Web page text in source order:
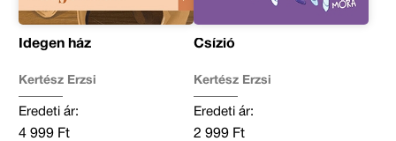
Idegen ház
Kertész Erzsi
Eredeti ár:
4 999 Ft
Csízió
Kertész Erzsi
Eredeti ár:
2 999 Ft